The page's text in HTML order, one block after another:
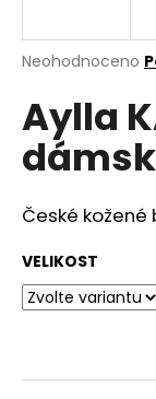
Průměrné
produktu
je
0,0
z
hvězdiček.
Neohodnoceno
Aylla
České
VELIKOST
j
t
?
o